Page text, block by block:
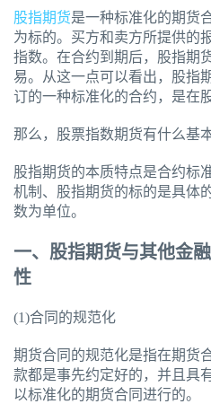
股指期货是一种标准化的期货
为标的。买方和卖方所提供的
指数。在合约到期后，股指期
易。从这一点可以看出，股指
订的一种标准化的合约，是在
那么，股票指数期货有什么基
股指期货的本质特点是合约标
机制、股指期货的标的是具体
数为单位。
一、股指期货与其他金
性
(1)合同的规范化
期货合同的规范化是指在期货
款都是事先约定好的，并且具
以标准化的期货合同进行的。